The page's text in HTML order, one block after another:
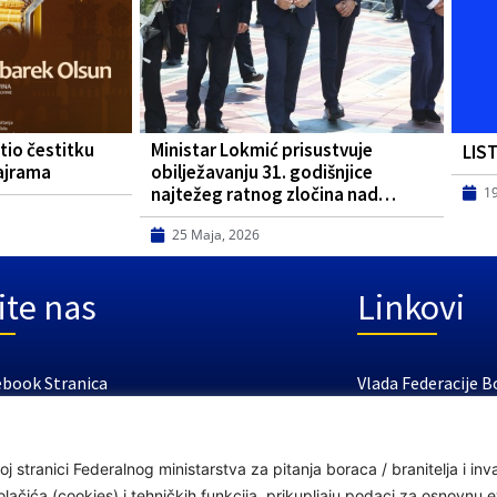
stranici Federalnog ministarstva za pitanja boraca / branitelja i
čestitku
Ministar Lokmić prisustvuje
obilježavanju 31. godišnjice
najtežeg ratnog zločina nad…
25 Maja, 2026
nas
Stranica
Linkovi
Vlada Federacije
Federalni zavod